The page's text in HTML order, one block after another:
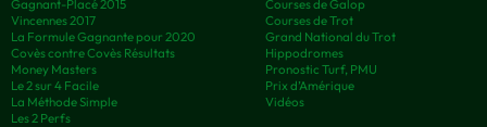
Gagnant-Placé 2015
Vincennes 2017
La Formule Gagnante pour 2020
Covès contre Covès Résultats
Money Masters
Le 2 sur 4 Facile
La Méthode Simple
Les 2 Perfs
Courses de Galop
Courses de Trot
Grand National du Trot
Hippodromes
Pronostic Turf, PMU
Prix d’Amérique
Vidéos